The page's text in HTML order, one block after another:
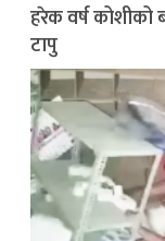
हरेक वर्ष कोशीको
टापु